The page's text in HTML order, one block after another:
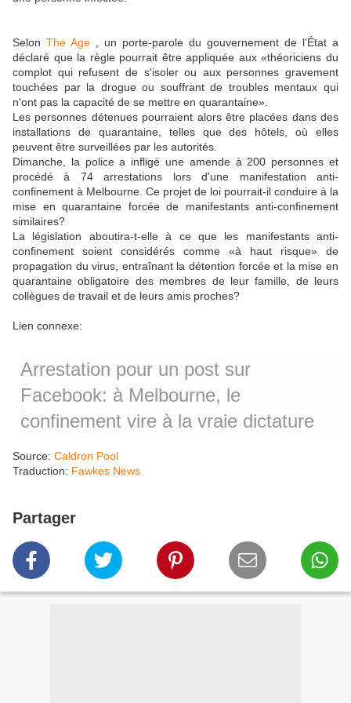
Selon The Age , un porte-parole du gouvernement de l'État a
déclaré que la règle pourrait être appliquée aux «théoriciens du
complot qui refusent de s'isoler ou aux personnes gravement
touchées par la drogue ou souffrant de troubles mentaux qui
n'ont pas la capacité de se mettre en quarantaine».
Les personnes détenues pourraient alors être placées dans des
installations de quarantaine, telles que des hôtels, où elles
peuvent être surveillées par les autorités.
Dimanche, la police a infligé une amende à 200 personnes et
procédé à 74 arrestations lors d'une manifestation anti-
confinement à Melbourne. Ce projet de loi pourrait-il conduire à la
mise en quarantaine forcée de manifestants anti-confinement
similaires?
La législation aboutira-t-elle à ce que les manifestants anti-
confinement soient considérés comme «à haut risque» de
propagation du virus, entraînant la détention forcée et la mise en
quarantaine obligatoire des membres de leur famille, de leurs
collègues de travail et de leurs amis proches?
Lien connexe:
Arrestation pour un post sur
Facebook: à Melbourne, le
confinement vire à la vraie dictature
Source: Caldron Pool
Traduction: Fawkes News
Partager